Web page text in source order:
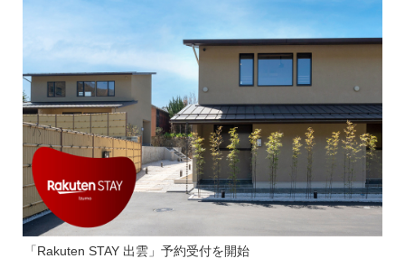
「Rakuten STAY 出雲」予約受付を開始